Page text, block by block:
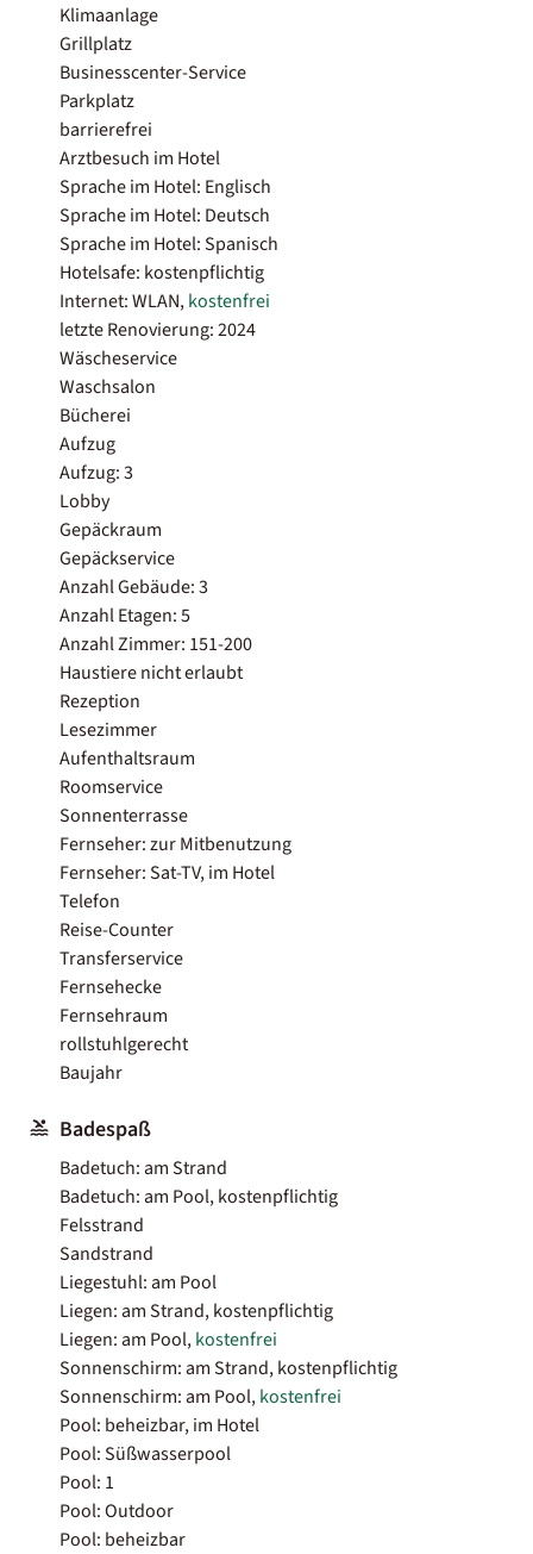
Klimaanlage
Grillplatz
Businesscenter-Service
Parkplatz
barrierefrei
Arztbesuch im Hotel
Sprache im Hotel: Englisch
Sprache im Hotel: Deutsch
Sprache im Hotel: Spanisch
Hotelsafe: kostenpflichtig
Internet: WLAN,kostenfrei
letzte Renovierung: 2024
Wäscheservice
Waschsalon
Bücherei
Aufzug
Aufzug: 3
Lobby
Gepäckraum
Gepäckservice
Anzahl Gebäude: 3
Anzahl Etagen: 5
Anzahl Zimmer: 151-200
Haustiere nicht erlaubt
Rezeption
Lesezimmer
Aufenthaltsraum
Roomservice
Sonnenterrasse
Fernseher: zur Mitbenutzung
Fernseher: Sat-TV, im Hotel
Telefon
Reise-Counter
Transferservice
Fernsehecke
Fernsehraum
rollstuhlgerecht
Baujahr
Badespaß
Badetuch: am Strand
Badetuch: am Pool, kostenpflichtig
Felsstrand
Sandstrand
Liegestuhl: am Pool
Liegen: am Strand, kostenpflichtig
Liegen: am Pool,kostenfrei
Sonnenschirm: am Strand, kostenpflichtig
Sonnenschirm: am Pool,kostenfrei
Pool: beheizbar, im Hotel
Pool: Süßwasserpool
Pool: 1
Pool: Outdoor
Pool: beheizbar